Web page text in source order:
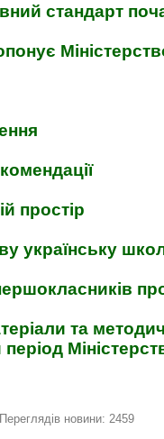
стандарт
простір
українську
та
Переглядів новини: 2459